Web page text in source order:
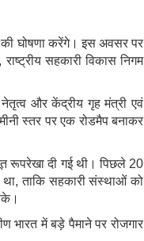
की घोषणा करेंगे। इस अवसर पर
सहकारी विकास निगम
और केंद्रीय गृह मंत्री एवं
स्तर पर एक रोडमैप बनाकर
रूपरेखा दी गई थी। पिछले 20
था, ताकि सहकारी संस्थाओं को
भारत में बड़े पैमाने पर रोजगार